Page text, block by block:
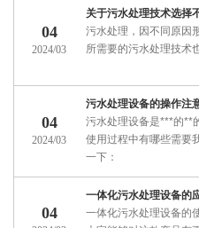
接散发到大气中。同时，通过设置
在膜结构上的出气口和通风管道，
利用风机将废气抽送到废气净化装
04
2024/03
关于污水处理技术选择
污水处理，因不同原因
所需要的污水处理技术
04
2024/03
污水处理设备的操作注
污水处理设备是***的**
使用过程中有哪些需要
一下：
04
一体化污水处理设备的
一体化污水处理设备的